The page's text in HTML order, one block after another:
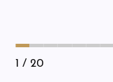
1 / 20